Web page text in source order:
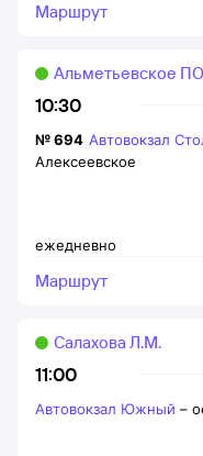
Маршрут
10:30
Альметьевское
ежедневно
№694 Автовокзал
Алексеевское
Маршрут
11:00
Салахова Л.М.
Автовокзал Южный –